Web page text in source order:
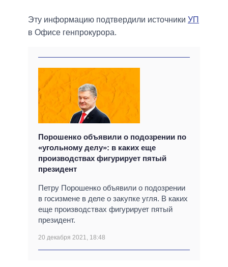
Эту информацию подтвердили источники УП
в Офисе генпрокурора.
Порошенко объявили о подозрении по
«угольному делу»: в каких еще
производствах фигурирует пятый
президент
Петру Порошенко объявили о подозрении
в госизмене в деле о закупке угля. В каких
еще производствах фигурирует пятый
президент.
20 декабря 2021, 18:48